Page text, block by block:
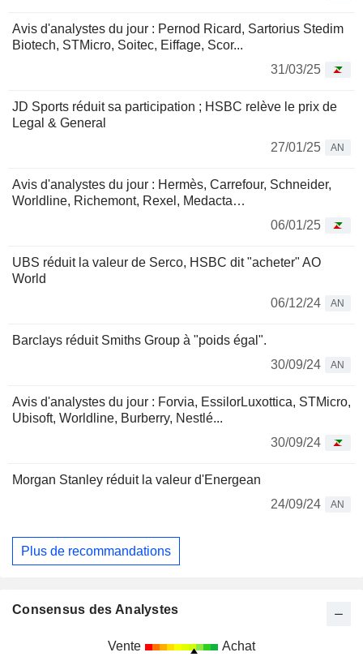
Avis d'analystes du jour : Pernod Ricard, Sartorius Stedim
Biotech, STMicro, Soitec, Eiffage, Scor...
31/03/25
JD Sports réduit sa participation ; HSBC relève le prix de
Legal & General
27/01/25
AN
Avis d'analystes du jour : Hermès, Carrefour, Schneider,
Worldline, Richemont, Rexel, Medacta…
06/01/25
UBS réduit la valeur de Serco, HSBC dit "acheter" AO
World
06/12/24
AN
Barclays réduit Smiths Group à "poids égal".
30/09/24
AN
Avis d'analystes du jour : Forvia, EssilorLuxottica, STMicro,
Ubisoft, Worldline, Burberry, Nestlé...
30/09/24
Morgan Stanley réduit la valeur d'Energean
24/09/24
AN
Plus de recommandations
Consensus des Analystes
Vente Achat